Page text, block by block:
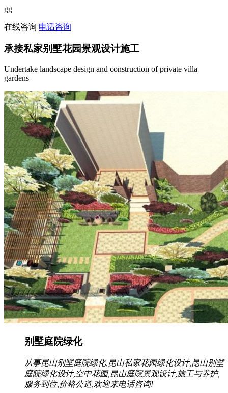
gg
在线咨询 电话咨询
承接私家别墅花园景观设计施工
Undertake landscape design and construction of private villa
gardens
别墅庭院绿化
从事昆山别墅庭院绿化,昆山私家花园绿化设计,昆山别墅
庭院绿化设计,空中花园,昆山庭院景观设计,施工与养护,
服务到位,价格公道,欢迎来电话咨询!